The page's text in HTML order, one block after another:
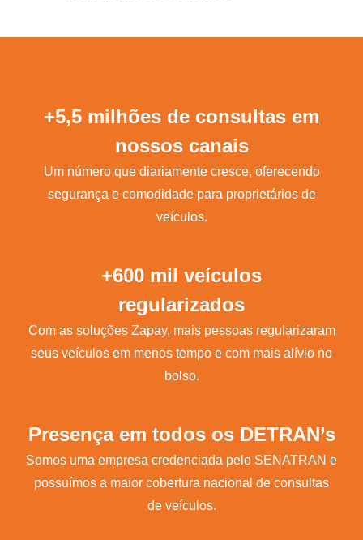
+5,5 milhões de consultas em
nossos canais
Um número que diariamente cresce, oferecendo
segurança e comodidade para proprietários de
veículos.
+600 mil veículos
regularizados
Com as soluções Zapay, mais pessoas regularizaram
seus veículos em menos tempo e com mais alívio no
bolso.
Presença em todos os DETRAN’s
Somos uma empresa credenciada pelo SENATRAN e
possuímos a maior cobertura nacional de consultas
de veículos.